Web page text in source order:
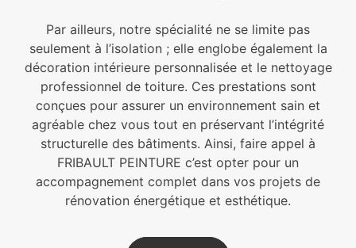
Par ailleurs, notre spécialité ne se limite pas
seulement à l’isolation ; elle englobe également la
décoration intérieure personnalisée et le nettoyage
professionnel de toiture. Ces prestations sont
conçues pour assurer un environnement sain et
agréable chez vous tout en préservant l’intégrité
structurelle des bâtiments. Ainsi, faire appel à
FRIBAULT PEINTURE c’est opter pour un
accompagnement complet dans vos projets de
rénovation énergétique et esthétique.